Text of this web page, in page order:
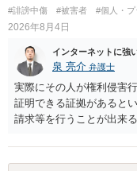
い又は誘惑して面会を
反復して面会を要求する
その申込み若しくは約束
し、よってわいせつの目
二年以下の拘禁刑又は百
#誹謗中傷 #被害者 #個人・プ
2026年8月4日
インターネットに強
泉 亮介 弁護士
実際にその人が権利侵害
証明できる証拠があると
請求等を行うことが出来
に個別に相談されると良